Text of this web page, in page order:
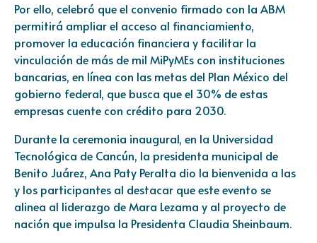
Por ello, celebró que el convenio firmado con la ABM
permitirá ampliar el acceso al financiamiento,
promover la educación financiera y facilitar la
vinculación de más de mil MiPyMEs con instituciones
bancarias, en línea con las metas del Plan México del
gobierno federal, que busca que el 30% de estas
empresas cuente con crédito para 2030.
Durante la ceremonia inaugural, en la Universidad
Tecnológica de Cancún, la presidenta municipal de
Benito Juárez, Ana Paty Peralta dio la bienvenida a las
y los participantes al destacar que este evento se
alinea al liderazgo de Mara Lezama y al proyecto de
nación que impulsa la Presidenta Claudia Sheinbaum.